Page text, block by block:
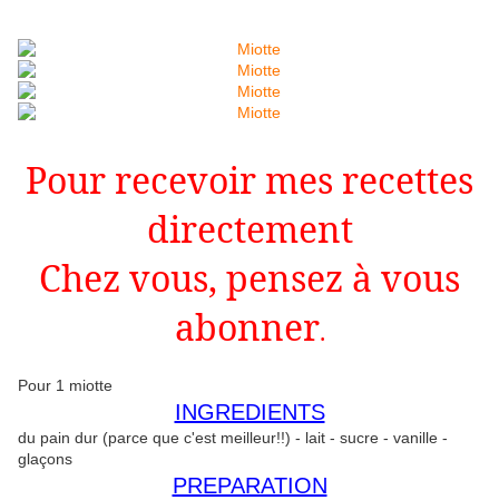
Pour recevoir mes recettes
directement
Chez vous, pensez à vous
abonner.
Pour 1 miotte
INGREDIENTS
du pain dur (parce que c'est meilleur!!) - lait - sucre - vanille -
glaçons
PREPARATION